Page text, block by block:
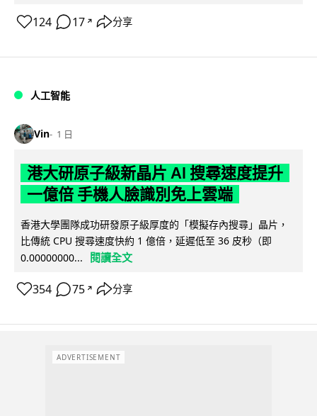
124 17 ↗ 分享
人工智能
Vin 1 日
港大研原子級新晶片 AI 搜尋速度提升
一億倍 手機人臉識別免上雲端
香港大學團隊成功研發原子級厚度的「模擬存內搜尋」晶片，
比傳統 CPU 搜尋速度快約 1 億倍，延遲低至 36 皮秒（即
0.00000000...
閱讀全文
354 75 ↗ 分享
ADVERTISEMENT